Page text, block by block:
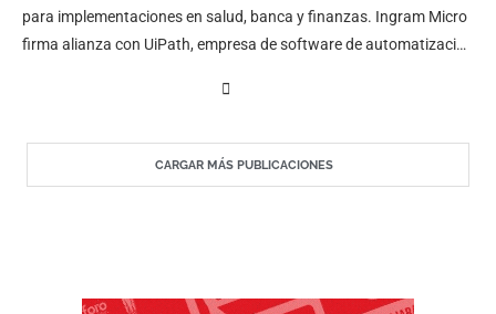
para implementaciones en salud, banca y finanzas. Ingram Micro
firma alianza con UiPath, empresa de software de automatización
CARGAR MÁS PUBLICACIONES